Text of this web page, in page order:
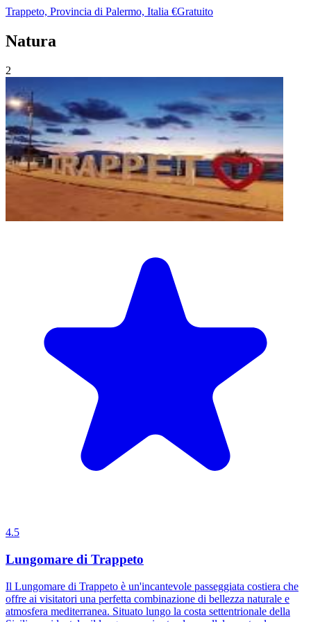
Trappeto, Provincia di Palermo, Italia €Gratuito
Natura
2
4.5
Lungomare di Trappeto
Il Lungomare di Trappeto è un'incantevole passeggiata costiera che
offre ai visitatori una perfetta combinazione di bellezza naturale e
atmosfera mediterranea. Situato lungo la costa settentrionale della